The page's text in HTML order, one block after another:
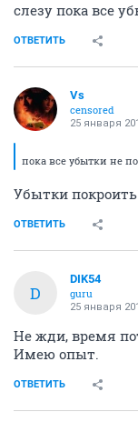
слезу пока все
ОТВЕТИТЬ
Vs
censored
25 января
пока все убытки не
Убытки
ОТВЕТИТЬ
D
DIK54
guru
25 января
Не жди, время
Имею опыт.
ОТВЕТИТЬ